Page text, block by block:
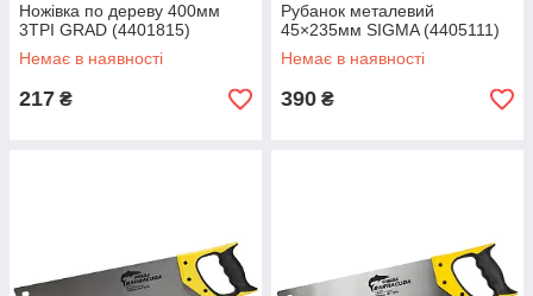
Ножівка по дереву 400мм
3TPI GRAD (4401815)
Немає в наявності
217 ₴
Рубанок металевий
45×235мм SIGMA (4405111)
Немає в наявності
390 ₴